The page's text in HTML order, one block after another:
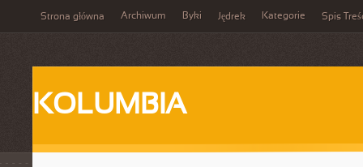
Strona główna Archiwum Byki Jędrek Kategorie Spis
KOLUMBIA